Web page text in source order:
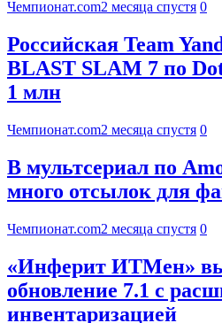
Чемпионат.com2 месяца спустя 0
Российская Team
BLAST SLAM 7 по
1 млн
Чемпионат.com2 месяца спустя 0
В мультсериал по
много отсылок для
Чемпионат.com2 месяца спустя 0
«Инферит ИТМен»
обновление 7.1 с
инвентаризацией